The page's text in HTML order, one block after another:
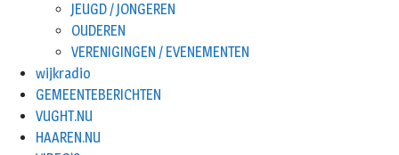
JEUGD / JONGEREN
OUDEREN
VERENIGINGEN / EVENEMENTEN
wijkradio
GEMEENTEBERICHTEN
VUGHT.NU
HAAREN.NU